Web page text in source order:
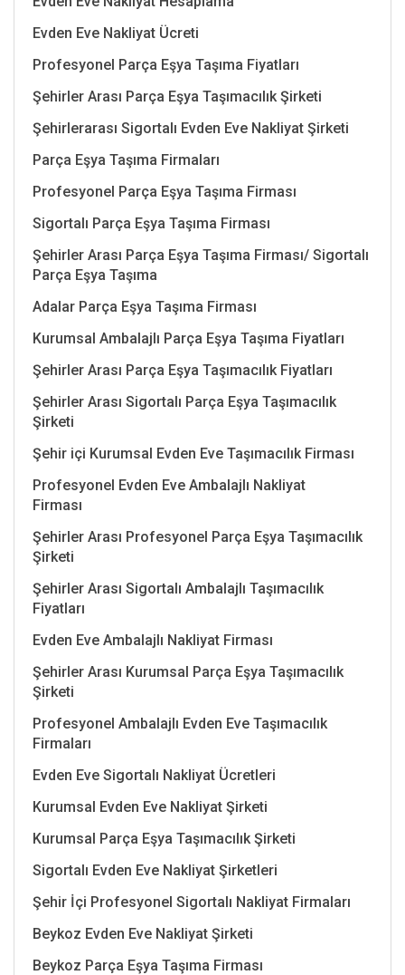
Evden Eve Nakliyat Ücreti
Profesyonel Parça Eşya Taşıma Fiyatları
Şehirler Arası Parça Eşya Taşımacılık Şirketi
Şehirlerarası Sigortalı Evden Eve Nakliyat Şirketi
Parça Eşya Taşıma Firmaları
Profesyonel Parça Eşya Taşıma Firması
Sigortalı Parça Eşya Taşıma Firması
Şehirler Arası Parça Eşya Taşıma Firması/ Sigortalı
Parça Eşya Taşıma
Adalar Parça Eşya Taşıma Firması
Kurumsal Ambalajlı Parça Eşya Taşıma Fiyatları
Şehirler Arası Parça Eşya Taşımacılık Fiyatları
Şehirler Arası Sigortalı Parça Eşya Taşımacılık
Şirketi
Şehir içi Kurumsal Evden Eve Taşımacılık Firması
Profesyonel Evden Eve Ambalajlı Nakliyat
Firması
Şehirler Arası Profesyonel Parça Eşya Taşımacılık
Şirketi
Şehirler Arası Sigortalı Ambalajlı Taşımacılık
Fiyatları
Evden Eve Ambalajlı Nakliyat Firması
Şehirler Arası Kurumsal Parça Eşya Taşımacılık
Şirketi
Profesyonel Ambalajlı Evden Eve Taşımacılık
Firmaları
Evden Eve Sigortalı Nakliyat Ücretleri
Kurumsal Evden Eve Nakliyat Şirketi
Kurumsal Parça Eşya Taşımacılık Şirketi
Sigortalı Evden Eve Nakliyat Şirketleri
Şehir İçi Profesyonel Sigortalı Nakliyat Firmaları
Beykoz Evden Eve Nakliyat Şirketi
Beykoz Parça Eşya Taşıma Firması